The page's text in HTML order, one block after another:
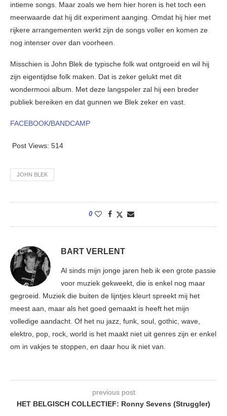
intieme songs. Maar zoals we hem hier horen is het toch een
meerwaarde dat hij dit experiment aanging. Omdat hij hier met
rijkere arrangementen werkt zijn de songs voller en komen ze
nog intenser over dan voorheen.
Misschien is John Blek de typische folk wat ontgroeid en wil hij
zijn eigentijdse folk maken. Dat is zeker gelukt met dit
wondermooi album. Met deze langspeler zal hij een breder
publiek bereiken en dat gunnen we Blek zeker en vast.
FACEBOOK/BANDCAMP
Post Views: 514
JOHN BLEK
0
BART VERLENT
Al sinds mijn jonge jaren heb ik een grote passie
voor muziek gekweekt, die is enkel nog maar
gegroeid. Muziek die buiten de lijntjes kleurt spreekt mij het
meest aan, maar als het goed gemaakt is heeft het mijn
volledige aandacht. Of het nu jazz, funk, soul, gothic, wave,
elektro, pop, rock, world is het maakt niet uit genres zijn er enkel
om in vakjes te stoppen, en daar hou ik niet van.
previous post
HET BELGISCH COLLECTIEF: Ronny Sevens (Struggler)